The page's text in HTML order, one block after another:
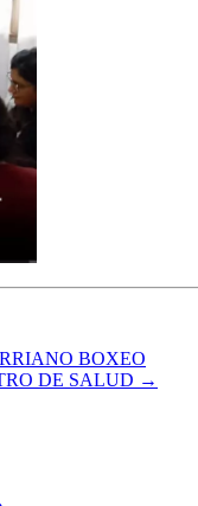
BOXEO
DE SALUD →